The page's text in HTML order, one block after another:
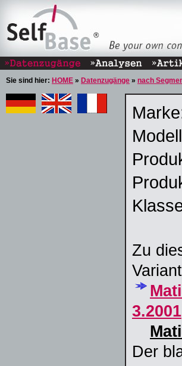
Sie sind hier: HOME » Datenzugänge » nach
Zu
3.2001
Der